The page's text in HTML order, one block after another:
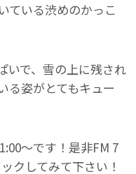
ている渋めのかっこ
いで、雪の上に残され
る姿がとてもキュー
～です！是非FM 7
クしてみて下さい！